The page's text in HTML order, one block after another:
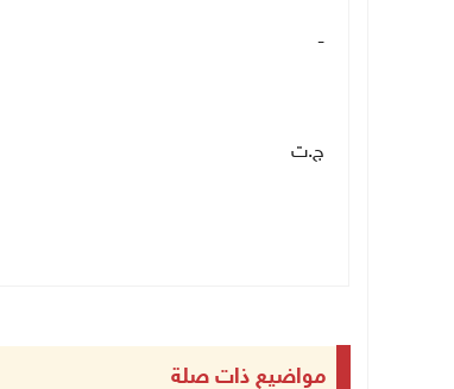
-
ج.ت
مواضيع ذات صلة